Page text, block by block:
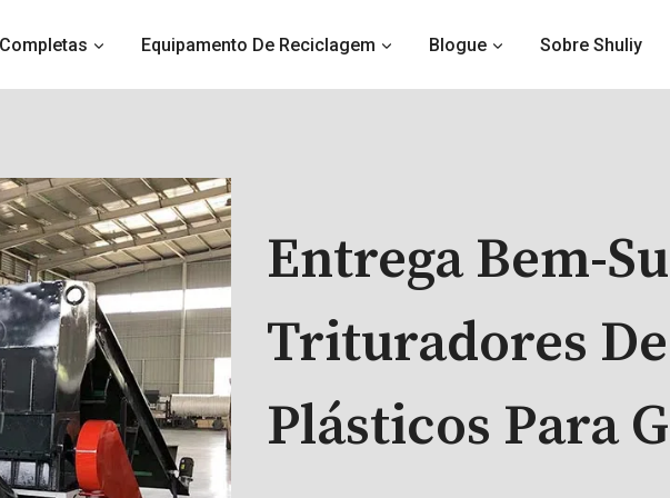
Equipamento De Reciclagem Blogue Sobre Shuliy
Entrega Bem-
Trituradores
Plásticos Para